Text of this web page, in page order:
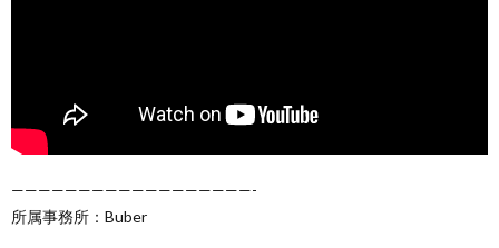
——————————————————-
所属事務所：Buber